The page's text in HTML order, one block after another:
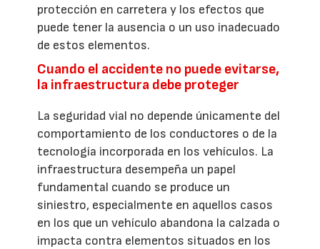
protección en carretera y los efectos que
puede tener la ausencia o un uso inadecuado
de estos elementos.
Cuando el accidente no puede evitarse,
la infraestructura debe proteger
La seguridad vial no depende únicamente del
comportamiento de los conductores o de la
tecnología incorporada en los vehículos. La
infraestructura desempeña un papel
fundamental cuando se produce un
siniestro, especialmente en aquellos casos
en los que un vehículo abandona la calzada o
impacta contra elementos situados en los